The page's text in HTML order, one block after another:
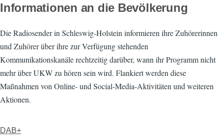
Informationen an die Bevölkerung
Die Radiosender in Schleswig-Holstein informieren ihre Zuhörerinnen
und Zuhörer über ihre zur Verfügung stehenden
Kommunikationskanäle rechtzeitig darüber, wann ihr Programm nicht
mehr über UKW zu hören sein wird. Flankiert werden diese
Maßnahmen von Online- und Social-Media-Aktivitäten und weiteren
Aktionen.
DAB+